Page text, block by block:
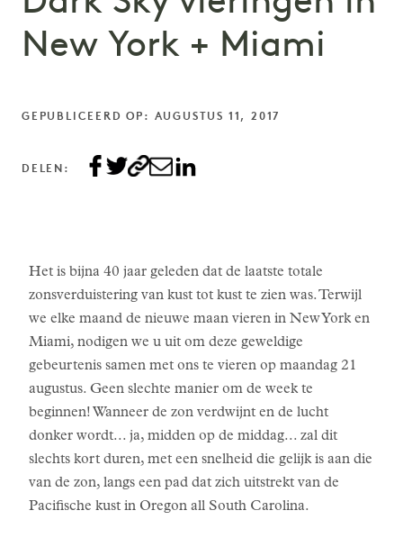
New York + Miami
GEPUBLICEERD OP: AUGUSTUS 11, 2017
DELEN:
Het is bijna 40 jaar geleden dat de laatste totale
zonsverduistering van kust tot kust te zien was. Terwijl
we elke maand de nieuwe maan vieren in New York en
Miami, nodigen we u uit om deze geweldige
gebeurtenis samen met ons te vieren op maandag 21
augustus. Geen slechte manier om de week te
beginnen! Wanneer de zon verdwijnt en de lucht
donker wordt... ja, midden op de middag... zal dit
slechts kort duren, met een snelheid die gelijk is aan die
van de zon, langs een pad dat zich uitstrekt van de
Pacifische kust in Oregon all South Carolina.